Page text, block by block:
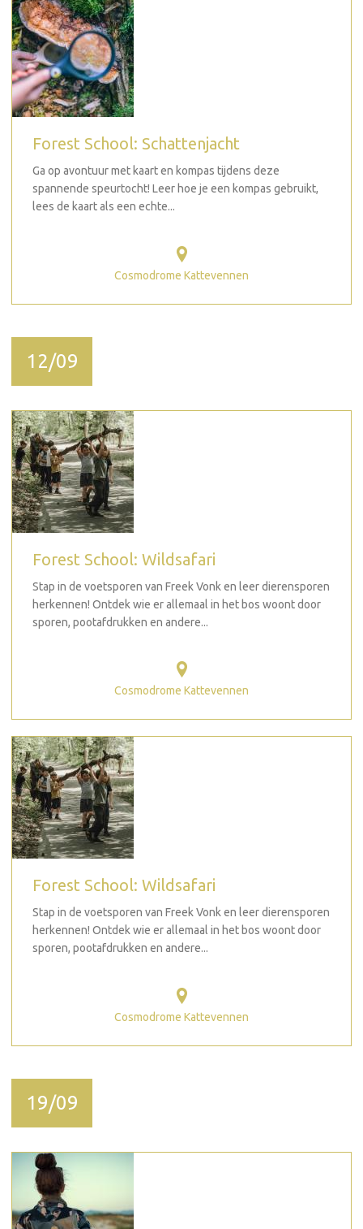
Forest School: Schattenjacht
Ga op avontuur met kaart en kompas tijdens deze
spannende speurtocht! Leer hoe je een kompas gebruikt,
lees de kaart als een echte...
Cosmodrome Kattevennen
12/09
Forest School: Wildsafari
Stap in de voetsporen van Freek Vonk en leer dierensporen
herkennen! Ontdek wie er allemaal in het bos woont door
sporen, pootafdrukken en andere...
Cosmodrome Kattevennen
Forest School: Wildsafari
Stap in de voetsporen van Freek Vonk en leer dierensporen
herkennen! Ontdek wie er allemaal in het bos woont door
sporen, pootafdrukken en andere...
Cosmodrome Kattevennen
19/09